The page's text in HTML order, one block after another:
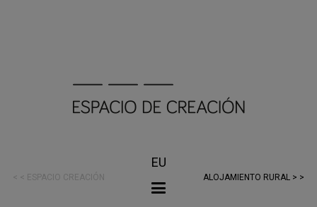
< < ESPACIO CREACIÓN
EU
ALOJAMIENTO RURAL > >